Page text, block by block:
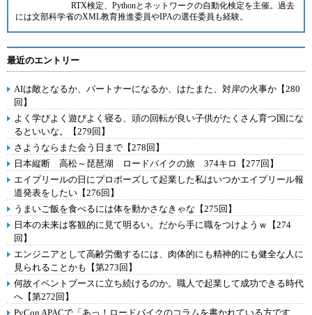
RTX検定、Pythonとネットワークの自動化検定を主催。過去
には文部科学省のXML教育推進委員やIPAの選任委員も経験。
最近のエントリー
AIは敵となるか、パートナーになるか、はたまた、対岸の火事か【280
回】
よく学びよく遊びよく寝る、頭の回転が良い子供がたくさん育つ国にな
るといいな。【279回】
さようならまた会う日まで【278回】
日本縦断 高松～琵琶湖 ロードバイクの旅 374キロ【277回】
エイプリールの日にプロポーズして起業した私はいつかエイプリール報
道発表をしたい【276回】
うまいご飯を食べるには体を動かさなきゃな【275回】
日本の未来は客観的に見て明るい。だから手に職をつけようｗ【274
回】
エンジニアとして高齢労働するには、肉体的にも精神的にも健全な人に
見られることかも【第273回】
何故イベントブースに立ち続けるのか。職人で起業して成功できる時代
へ【第272回】
PyCon APACで「あっ！ロードバイクのコラムを書かれている方です